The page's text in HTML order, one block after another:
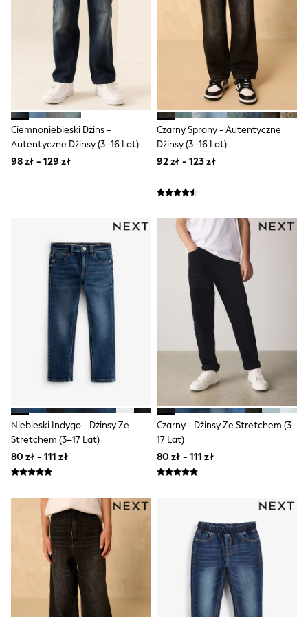
Boots
Half Sizes
Slippers
Trainers
Wellies
Wide Fit
Shoes
All Underwear
New In
Nighties
Pyjamas
Robes
All Partywear
Dresses
Shoes
Cardigans
Skirts
Denim Jackets
Raincoats
Waterproof
Shackets
Puddlesuits
Gilets
Fleeces
Puffers
Snowsuits
Shop all
Shop All
Disney
Peppa Pig
Gaming
Spider man
All Girls Sportwear
New In
Trainers
Hoodies & Sweatshirts
Leggings
Swim
Ciemnoniebieski Dżins -
Autentyczne Dżinsy (3–16 Lat)
98 zł - 129 zł
Czarny Sprany - Autentyczne
Dżinsy (3–16 Lat)
92 zł - 123 zł
Niebieski Indygo - Dżinsy Ze
Stretchem (3–17 Lat)
80 zł - 111 zł
Czarny - Dżinsy Ze Stretchem (3–
17 Lat)
80 zł - 111 zł